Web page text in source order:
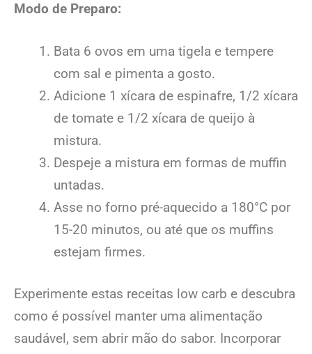
Modo de Preparo:
Bata 6 ovos em uma tigela e tempere
com sal e pimenta a gosto.
Adicione 1 xícara de espinafre, 1/2 xícara
de tomate e 1/2 xícara de queijo à
mistura.
Despeje a mistura em formas de muffin
untadas.
Asse no forno pré-aquecido a 180°C por
15-20 minutos, ou até que os muffins
estejam firmes.
Experimente estas receitas low carb e descubra
como é possível manter uma alimentação
saudável, sem abrir mão do sabor. Incorporar